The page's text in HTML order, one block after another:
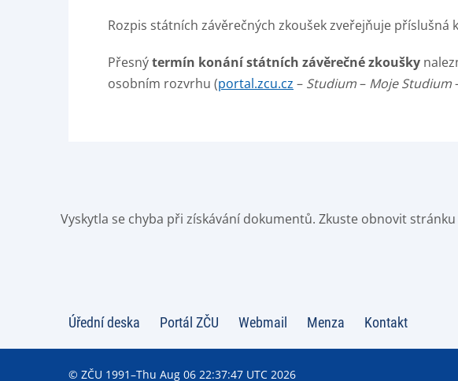
Rozpis státních závěrečných zkoušek zveřejňuje
Přesnýtermín konání státních závěrečné zkoušky
osobním rozvrhu (portal.zcu.cz – Studium– Moje Studium
Vyskytla se chyba při získávání dokumentů. Zkuste obnovit
Úřední deska Portál ZČU Webmail Menza Kontakt
© ZČU 1991–Thu Aug 06 22:37:47 UTC 2026